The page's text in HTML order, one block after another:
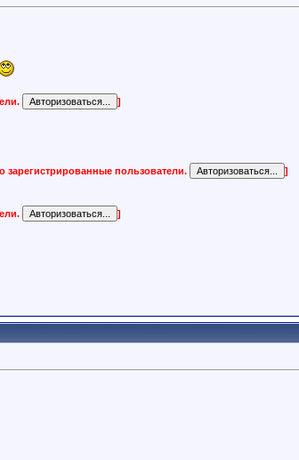
]
зарегистрированные пользователи. ]
]